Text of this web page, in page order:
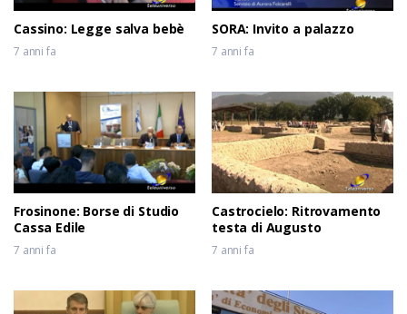
Cassino: Legge salva bebè
7 anni fa
SORA: Invito a palazzo
7 anni fa
Frosinone: Borse di Studio
Cassa Edile
7 anni fa
Castrocielo: Ritrovamento
testa di Augusto
7 anni fa